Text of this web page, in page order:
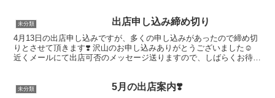
未分類 出店申し込み締め切り
4月13日の出店申し込みですが、多くの申し込みがあったので締め切
りとさせて頂きます❣️ 沢山のお申し込みありがとうございました☺️
近くメールにて出店可否のメッセージ送りますので、しばらくお待ち
未分類 5月の出店案内❣️